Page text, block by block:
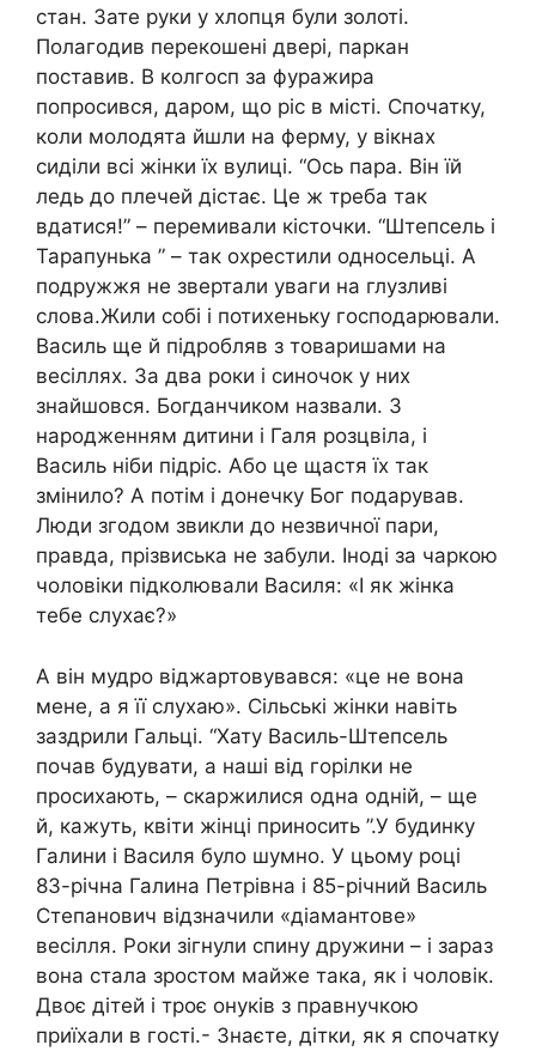
стан. Зате руки у хлопця були золоті.
Полагодив перекошені двері, паркан
поставив. В колгосп за фуражира
попросився, даром, що ріс в місті. Спочатку,
коли молодята йшли на ферму, у вікнах
сиділи всі жінки їх вулиці. “Ось пара. Він їй
ледь до плечей дістає. Це ж треба так
вдатися!” – перемивали кісточки. “Штепсель і
Тарапунька ” – так охрестили односельці. А
подружжя не звертали уваги на глузливі
слова.Жили собі і потихеньку господарювали.
Василь ще й підробляв з товаришами на
весіллях. За два роки і синочок у них
знайшовся. Богданчиком назвали. З
народженням дитини і Галя розцвіла, і
Василь ніби підріс. Або це щастя їх так
змінило? А потім і донечку Бог подарував.
Люди згодом звикли до незвичної пари,
правда, прізвиська не забули. Іноді за чаркою
чоловіки підколювали Василя: «І як жінка
тебе слухає?»
А він мудро віджартовувався: «це не вона
мене, а я її слухаю». Сільські жінки навіть
заздрили Гальці. “Хату Василь-Штепсель
почав будувати, а наші від горілки не
просихають, – скаржилися одна одній, – ще
й, кажуть, квіти жінці приносить ”.У будинку
Галини і Василя було шумно. У цьому році
83-річна Галина Петрівна і 85-річний Василь
Степанович відзначили «діамантове»
весілля. Роки зігнули спину дружини – і зараз
вона стала зростом майже така, як і чоловік.
Двоє дітей і троє онуків з правнучкою
приїхали в гості.- Знаєте, дітки, як я спочатку